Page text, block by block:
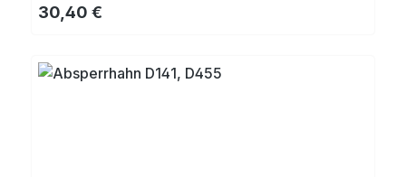
Regulärer Preis:
30,40 €